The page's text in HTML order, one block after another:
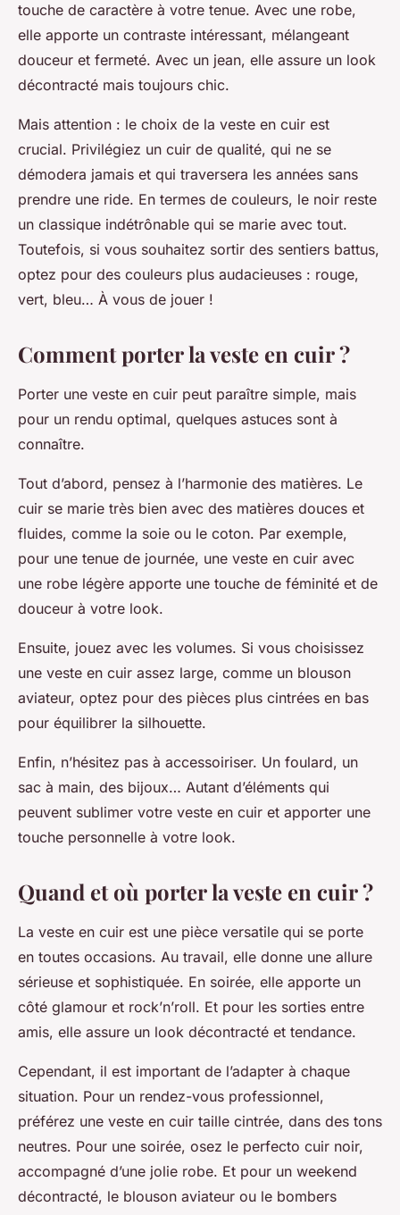
touche de caractère à votre tenue. Avec une robe,
elle apporte un contraste intéressant, mélangeant
douceur et fermeté. Avec un jean, elle assure un look
décontracté mais toujours chic.
Mais attention : le choix de la veste en cuir est
crucial. Privilégiez un cuir de qualité, qui ne se
démodera jamais et qui traversera les années sans
prendre une ride. En termes de couleurs, le noir reste
un classique indétrônable qui se marie avec tout.
Toutefois, si vous souhaitez sortir des sentiers battus,
optez pour des couleurs plus audacieuses : rouge,
vert, bleu… À vous de jouer !
Comment porter la veste en cuir ?
Porter une veste en cuir peut paraître simple, mais
pour un rendu optimal, quelques astuces sont à
connaître.
Tout d’abord, pensez à l’harmonie des matières. Le
cuir se marie très bien avec des matières douces et
fluides, comme la soie ou le coton. Par exemple,
pour une tenue de journée, une veste en cuir avec
une robe légère apporte une touche de féminité et de
douceur à votre look.
Ensuite, jouez avec les volumes. Si vous choisissez
une veste en cuir assez large, comme un blouson
aviateur, optez pour des pièces plus cintrées en bas
pour équilibrer la silhouette.
Enfin, n’hésitez pas à accessoiriser. Un foulard, un
sac à main, des bijoux… Autant d’éléments qui
peuvent sublimer votre veste en cuir et apporter une
touche personnelle à votre look.
Quand et où porter la veste en cuir ?
La veste en cuir est une pièce versatile qui se porte
en toutes occasions. Au travail, elle donne une allure
sérieuse et sophistiquée. En soirée, elle apporte un
côté glamour et rock’n’roll. Et pour les sorties entre
amis, elle assure un look décontracté et tendance.
Cependant, il est important de l’adapter à chaque
situation. Pour un rendez-vous professionnel,
préférez une veste en cuir taille cintrée, dans des tons
neutres. Pour une soirée, osez le perfecto cuir noir,
accompagné d’une jolie robe. Et pour un weekend
décontracté, le blouson aviateur ou le bombers